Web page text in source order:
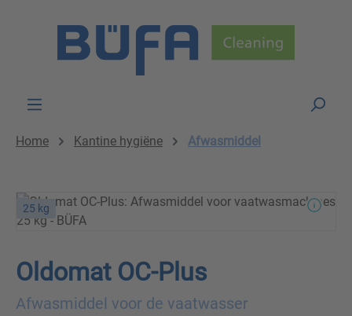
Home Kantine hygiëne Afwasmiddel
25 kg
Oldomat OC-Plus
Afwasmiddel voor de vaatwasser